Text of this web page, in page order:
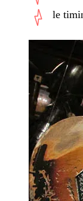
le